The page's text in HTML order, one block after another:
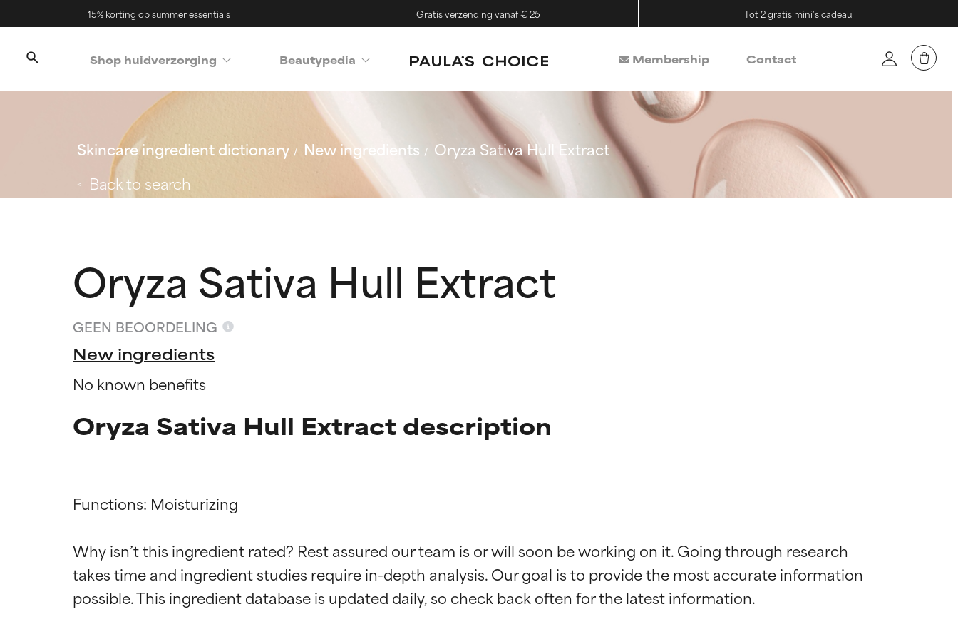
15% korting op summer essentials Gratis verzending vanaf € 25 Tot 2 gratis mini's cadeau
Shop huidverzorging Beautypedia Membership Contact
Skincare ingredient dictionary New ingredients
Oryza Sativa Hull Extract
Back to search
Oryza Sativa Hull Extract
GEEN BEOORDELING
New ingredients
No known benefits
Oryza Sativa Hull Extract description
Functions: Moisturizing
Why isn’t this ingredient rated? Rest assured our team is or will soon be working on it. Going through research
takes time and ingredient studies require in-depth analysis. Our goal is to provide the most accurate information
Beoordelingen van ingrediënten
BESTE
Beoordelingen van ingrediënten
BESTE